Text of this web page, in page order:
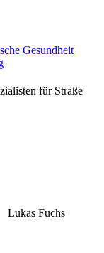
Gesundheit
für Straße
Lukas Fuchs